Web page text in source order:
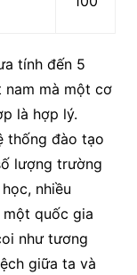
tính đến 5
nam mà một cơ
là hợp lý.
thống đào tạo
lượng trường
nhiều
quốc gia
như tương
giữa ta và